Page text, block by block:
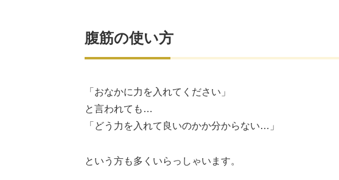
腹筋の使い方
「おなかに力を入れてください」
と言われても…
「どう力を入れて良いのかか分からない…」
という方も多くいらっしゃいます。